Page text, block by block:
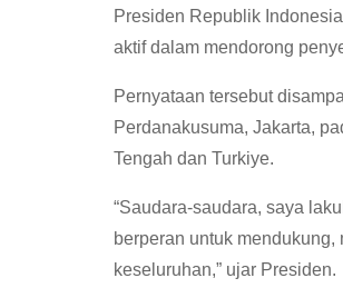
Presiden Republik
aktif dalam mendorong
Pernyataan tersebut
Perdanakusuma, Jakarta,
Tengah dan Turkiye.
“Saudara-saudara, saya
berperan untuk
keseluruhan,” ujar Presiden.